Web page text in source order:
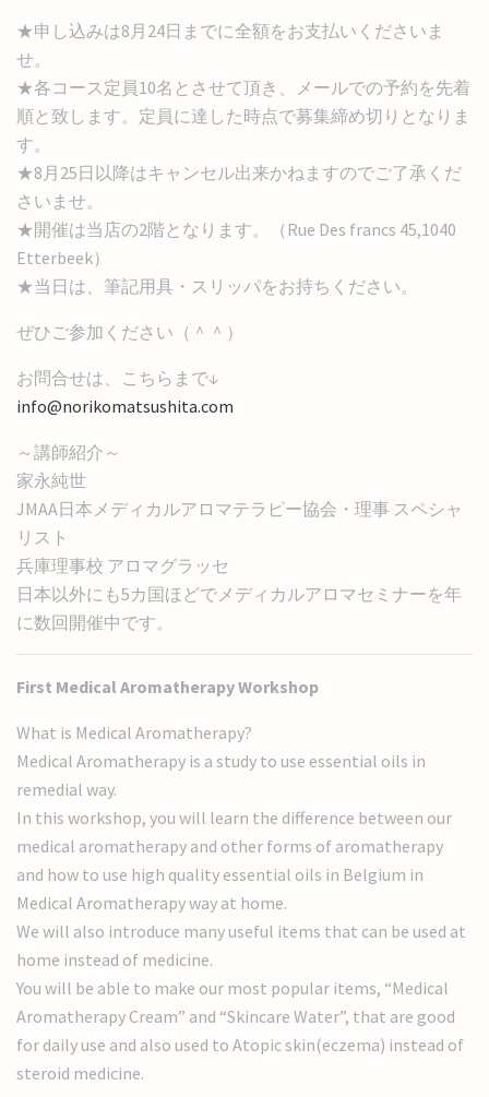
★申し込みは8月24日までに全額をお支払いくださいま
せ。
★各コース定員10名とさせて頂き、メールでの予約を先着
順と致します。定員に達した時点で募集締め切りとなりま
す。
★8月25日以降はキャンセル出来かねますのでご了承くだ
さいませ。
★開催は当店の2階となります。（Rue Des francs 45,1040
Etterbeek）
★当日は、筆記用具・スリッパをお持ちください。
ぜひご参加ください（＾＾）
お問合せは、こちらまで↓
info@norikomatsushita.com
～講師紹介～
家永純世
JMAA日本メディカルアロマテラピー協会・理事 スペシャ
リスト
兵庫理事校 アロマグラッセ
日本以外にも5カ国ほどでメディカルアロマセミナーを年
に数回開催中です。
First Medical Aromatherapy Workshop
What is Medical Aromatherapy?
Medical Aromatherapy is a study to use essential oils in
remedial way.
In this workshop, you will learn the difference between our
medical aromatherapy and other forms of aromatherapy
and how to use high quality essential oils in Belgium in
Medical Aromatherapy way at home.
We will also introduce many useful items that can be used at
home instead of medicine.
You will be able to make our most popular items, “Medical
Aromatherapy Cream” and “Skincare Water”, that are good
for daily use and also used to Atopic skin(eczema) instead of
steroid medicine.